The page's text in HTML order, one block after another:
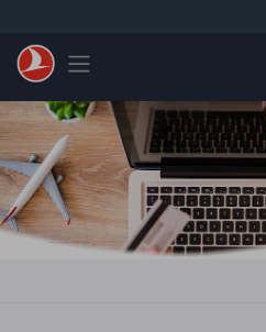
contenuto
principale
Toggle navigation